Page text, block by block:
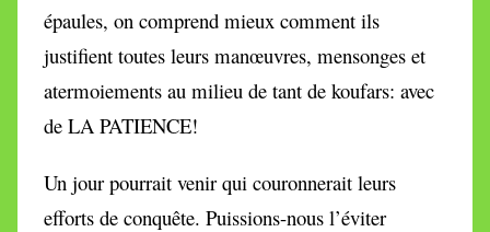
épaules, on comprend mieux comment ils
justifient toutes leurs manœuvres, mensonges et
atermoiements au milieu de tant de koufars: avec
de LA PATIENCE!
Un jour pourrait venir qui couronnerait leurs
efforts de conquête. Puissions-nous l’éviter